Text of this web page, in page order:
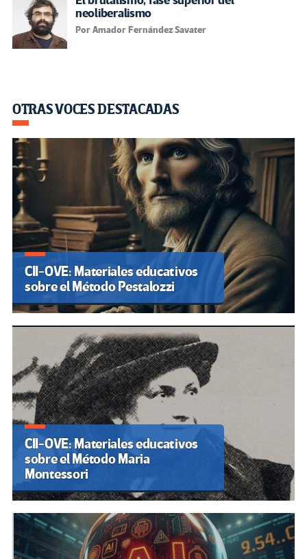
neoliberalismo
Por Amador Fernández Savater
OTRAS VOCES DESTACADAS
CII-OVE: Materiales educativos
sobre el Método Pestalozzi
CII-OVE: Materiales educativos
sobre el Método Maria
Montessori